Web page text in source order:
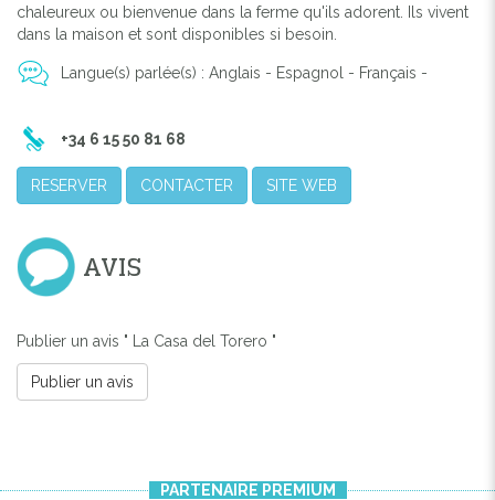
chaleureux ou bienvenue dans la ferme qu'ils adorent. Ils vivent
dans la maison et sont disponibles si besoin.
Langue(s) parlée(s) : Anglais - Espagnol - Français -
+34 6 15 50 81 68
RESERVER CONTACTER SITE WEB
AVIS
Publier un avis " La Casa del Torero "
Publier un avis
PARTENAIRE PREMIUM